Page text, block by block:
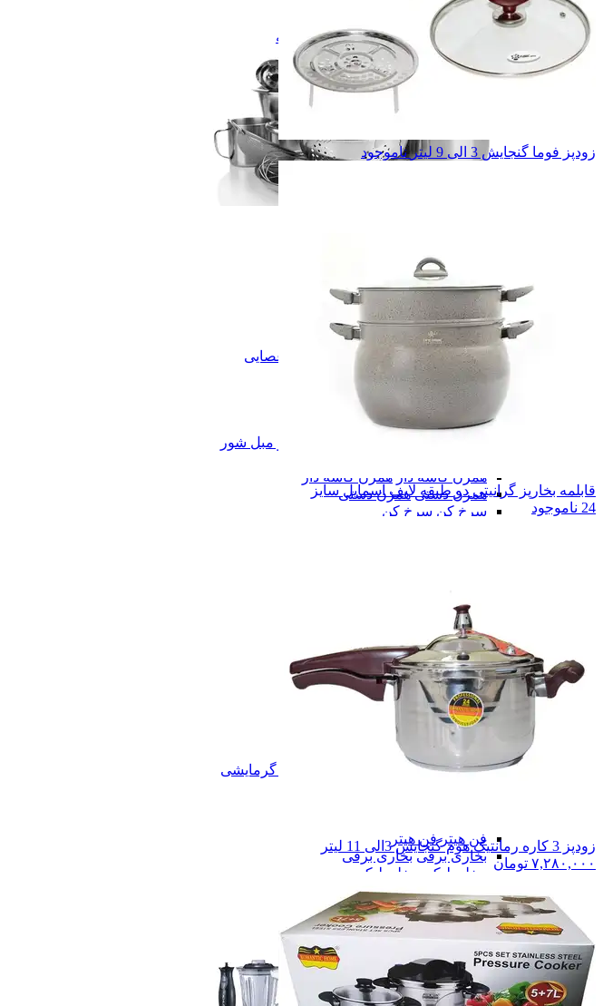
تخته گوشت
همه دسته بندی های لوازم آشپزخونه
توستر نان توستر نان
چرخ گوشت چرخ گوشت
گوشت کوب
گوشت کوب
پلو پز پلو پز
جارو برقی جارو برقی
جارو شارژی عصایی
جارو شارژی عصایی
تخم مرغ پز تخم مرغ پز
کارواش
کارواش
یخساز
پرزگیر پرزگیر
فرش شور و مبل شور
همزن کاسه دار همزن کاسه دار
همزن دستی همزن دستی
سرخ کن سرخ کن
سالاد ساز برقی
آسیاب آسیاب
میوه خشک کن میوه خشک کن
کتری برقی کتری برقی
خردکن خردکن
صوتی و تصویری صوتی و تصویری
اسپیکر اسپیکر
میکروفن
میکروفن
تلفن
سرمایشی و گرمایشی
سرمایشی و گرمایشی
فن هیتر فن هیتر
بخاری برقی بخاری برقی
مخلوط کن
مخلوط کن
اسپرسو ساز اسپرسو ساز
اجاق اجاق
همه دسته بندی های لوازم برقی
زودپز فوما گنجایش 3 الی 9 لیتر ناموجود
قابلمه بخارپز گرانیتی دو طبقه لایف اسمایل سایز
24 ناموجود
زودپز 3 کاره رمانتیک هوم گنجایش 3الی 11 لیتر
۷,۲۸۰,۰۰۰ تومان